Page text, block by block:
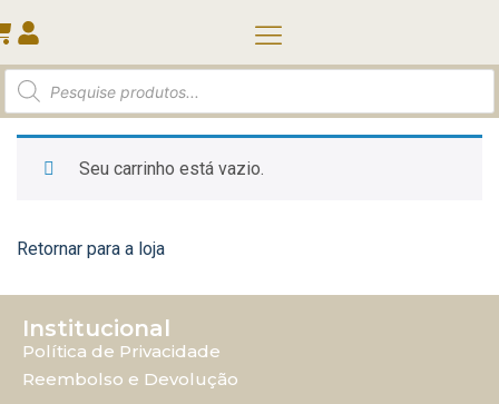
Seu carrinho está vazio.
Retornar para a loja
Institucional
Política de Privacidade
Reembolso e Devolução